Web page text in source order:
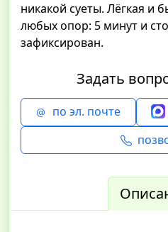
никакой суеты. Лёгкая и
любых опор: 5 минут и
зафиксирован.
Задать
по эл. почте